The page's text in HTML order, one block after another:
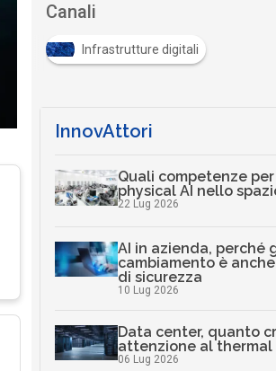
Canali
Infrastrutture digitali
InnovAttori
Quali competenze
physical AI nello
22 Lug 2026
AI in azienda, perché
cambiamento è
di sicurezza
10 Lug 2026
Data center, quanto
attenzione al thermal
06 Lug 2026